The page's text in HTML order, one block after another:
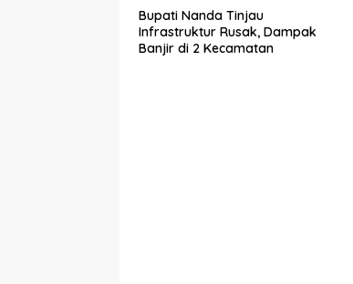
Bupati Nanda Tinjau
Infrastruktur Rusak, Dampak
Banjir di 2 Kecamatan